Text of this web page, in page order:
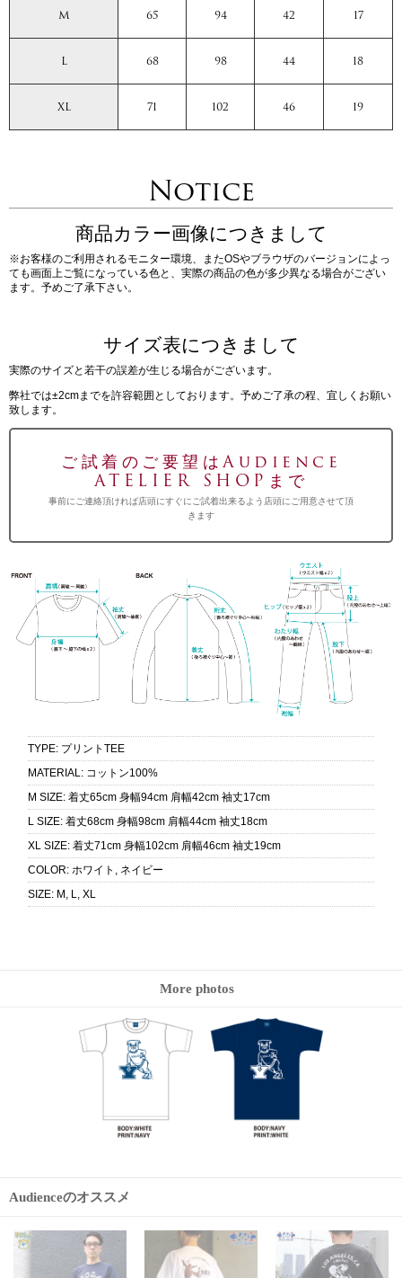
M 65 94 42 17
L 68 98 44 18
XL 71 102 46 19
Notice
商品カラー画像につきまして
※お客様のご利用されるモニター環境、またOSやブラウザのバージョンによっ
ても画面上ご覧になっている色と、実際の商品の色が多少異なる場合がござい
ます。予めご了承下さい。
サイズ表につきまして
実際のサイズと若干の誤差が生じる場合がございます。
弊社では±2cmまでを許容範囲としております。予めご了承の程、宜しくお願い
致します。
ご試着のご要望はAudience
ATELIER SHOPまで
事前にご連絡頂ければ店頭にすぐにご試着出来るよう店頭にご用意させて頂
きます
TYPE: プリントTEE
MATERIAL: コットン100%
M SIZE: 着丈65cm 身幅94cm 肩幅42cm 袖丈17cm
L SIZE: 着丈68cm 身幅98cm 肩幅44cm 袖丈18cm
XL SIZE: 着丈71cm 身幅102cm 肩幅46cm 袖丈19cm
COLOR: ホワイト, ネイビー
SIZE: M, L, XL
More photos
Audienceのオススメ